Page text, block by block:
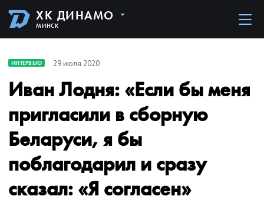
ХК ДИНАМО
МИНСК
ИНТЕРВЬЮ 29 июля 2020
Иван Лодня: «Если бы меня
пригласили в сборную
Беларуси, я бы
поблагодарил и сразу
сказал: «Я согласен»